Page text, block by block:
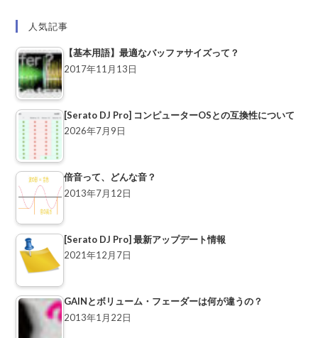
人気記事
【基本用語】最適なバッファサイズって？
2017年11月13日
[Serato DJ Pro] コンピューターOSとの互換性について
2026年7月9日
倍音って、どんな音？
2013年7月12日
[Serato DJ Pro] 最新アップデート情報
2021年12月7日
GAINとボリューム・フェーダーは何が違うの？
2013年1月22日